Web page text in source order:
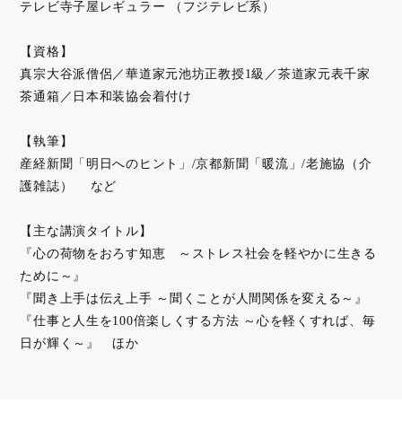
テレビ寺子屋レギュラー （フジテレビ系）
【資格】
真宗大谷派僧侶／華道家元池坊正教授1級／茶道家元表千家
茶通箱／日本和装協会着付け
【執筆】
産経新聞「明日へのヒント」/京都新聞「暖流」/老施協（介
護雑誌） など
【主な講演タイトル】
『心の荷物をおろす知恵 ～ストレス社会を軽やかに生きる
ために～』
『聞き上手は伝え上手 ～聞くことが人間関係を変える～』
『仕事と人生を100倍楽しくする方法 ～心を軽くすれば、毎
日が輝く～』 ほか